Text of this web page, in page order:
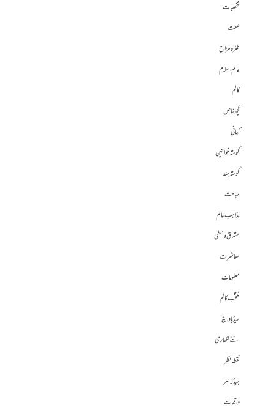
شخصیات
صحت
طنز و مزاح
عالم اسلام
کالم
کچھ خاص
کہانی
گوشہ خواتین
گوشہ ہند
مباحث
مذاہب عالم
مشرق وسطی
معاشرت
معلومات
منتخب کالم
میڈیا واچ
نئے لکھاری
نقطہ نظر
ہیڈلائنز
واقعات